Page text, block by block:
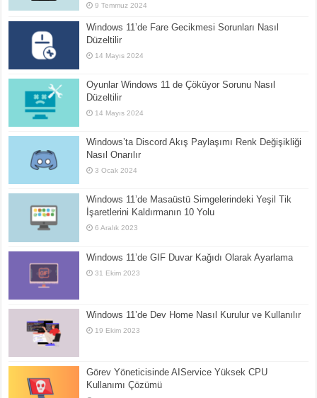
9 Temmuz 2024
Windows 11’de Fare Gecikmesi Sorunları Nasıl
Düzeltilir
14 Mayıs 2024
Oyunlar Windows 11 de Çöküyor Sorunu Nasıl
Düzeltilir
14 Mayıs 2024
Windows’ta Discord Akış Paylaşımı Renk Değişikliği
Nasıl Onarılır
3 Ocak 2024
Windows 11’de Masaüstü Simgelerindeki Yeşil Tik
İşaretlerini Kaldırmanın 10 Yolu
6 Aralık 2023
Windows 11’de GIF Duvar Kağıdı Olarak Ayarlama
31 Ekim 2023
Windows 11’de Dev Home Nasıl Kurulur ve Kullanılır
19 Ekim 2023
Görev Yöneticisinde AIService Yüksek CPU
Kullanımı Çözümü